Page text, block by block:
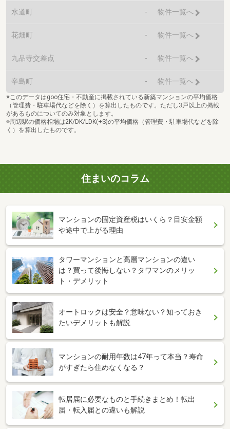
水道町 - 物件一覧へ
花畑町 - 物件一覧へ
九品寺交差点 - 物件一覧へ
辛島町 - 物件一覧へ
※このデータはgoo住宅・不動産に掲載されている新築マンションの平均価格
（管理費・駐車場代などを除く）を算出したものです。ただし3戸以上の掲載
があるものについてのみ対象とします。
※周辺駅の価格相場は2K/DK/LDK(+S)の平均価格（管理費・駐車場代などを除
く）を算出したものです。
住まいのコラム
マンションの固定資産税はいくら？目安金額
や途中で上がる理由
タワーマンションと高層マンションの違い
は？買って後悔しない？タワマンのメリッ
ト・デメリット
オートロックは安全？意味ない？知っておき
たいデメリットも解説
マンションの耐用年数は47年って本当？寿命
がすぎたら住めなくなる？
転居届に必要なものと手続きまとめ！転出
届・転入届との違いも解説